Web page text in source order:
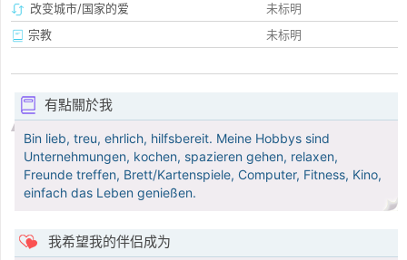
改变城市/国家的爱
未标明
宗教
未标明
有點關於我
Bin lieb, treu, ehrlich, hilfsbereit. Meine Hobbys sind
Unternehmungen, kochen, spazieren gehen, relaxen,
Freunde treffen, Brett/Kartenspiele, Computer, Fitness, Kino,
einfach das Leben genießen.
我希望我的伴侣成为